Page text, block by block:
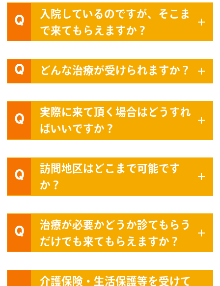
Q
入院しているのですが、そこま
で来てもらえますか？
Q どんな治療が受けられますか？
Q
実際に来て頂く場合はどうすれ
ばいいですか？
Q
訪問地区はどこまで可能です
か？
Q
治療が必要かどうか診てもらう
だけでも来てもらえますか？
介護保険・生活保護等を受けて